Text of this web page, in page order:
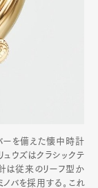
ーを備えた懐中時計
ウズはクラシックテ
は従来のリーフ型か
ノバを採用する｡これ